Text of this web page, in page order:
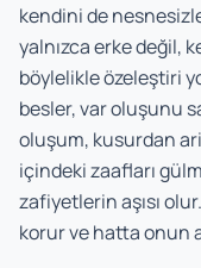
kendini de
yalnızca erke değil,
böylelikle özeleştiri
besler, var oluşunu
oluşum, kusurdan
içindeki zaafları
zafiyetlerin aşısı
korur ve hatta onun